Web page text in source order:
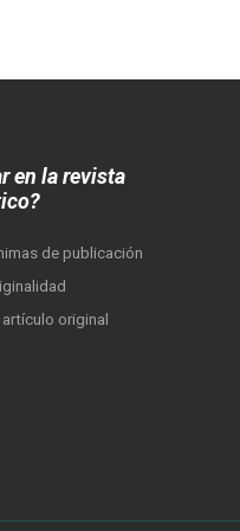
en la revista
de publicación
original